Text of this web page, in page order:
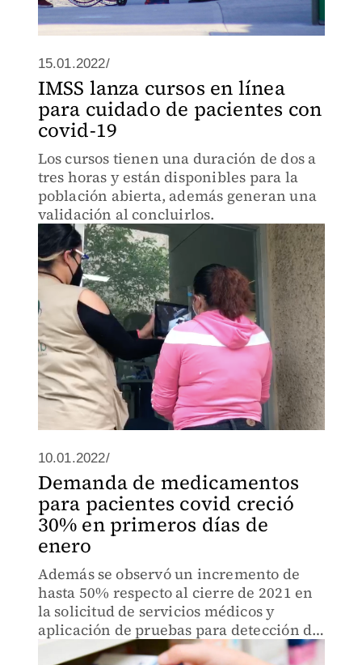
15.01.2022/
IMSS lanza cursos en línea
para cuidado de pacientes con
covid-19
Los cursos tienen una duración de dos a
tres horas y están disponibles para la
población abierta, además generan una
validación al concluirlos.
10.01.2022/
Demanda de medicamentos
para pacientes covid creció
30% en primeros días de
enero
Además se observó un incremento de
hasta 50% respecto al cierre de 2021 en
la solicitud de servicios médicos y
aplicación de pruebas para detección de
covid-19.